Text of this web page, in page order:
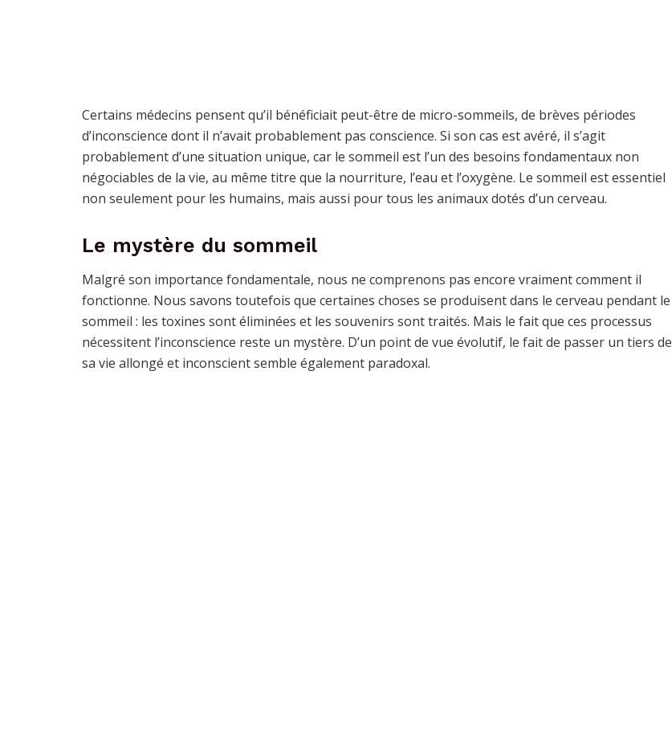
Certains médecins pensent qu’il bénéficiait peut-être de micro-sommeils, de brèves périodes
d’inconscience dont il n’avait probablement pas conscience. Si son cas est avéré, il s’agit
probablement d’une situation unique, car le sommeil est l’un des besoins fondamentaux non
négociables de la vie, au même titre que la nourriture, l’eau et l’oxygène. Le sommeil est essentiel
non seulement pour les humains, mais aussi pour tous les animaux dotés d’un cerveau.
Le mystère du sommeil
Malgré son importance fondamentale, nous ne comprenons pas encore vraiment comment il
fonctionne. Nous savons toutefois que certaines choses se produisent dans le cerveau pendant le
sommeil : les toxines sont éliminées et les souvenirs sont traités. Mais le fait que ces processus
nécessitent l’inconscience reste un mystère. D’un point de vue évolutif, le fait de passer un tiers de
sa vie allongé et inconscient semble également paradoxal.